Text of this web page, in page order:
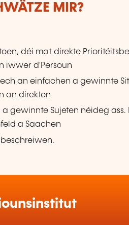
MIR?
déi mat direkte
iwwer d'Persoun
an einfachen a gewinnte
an direkten
gewinnte Sujeten néideg ass.
a Saachen